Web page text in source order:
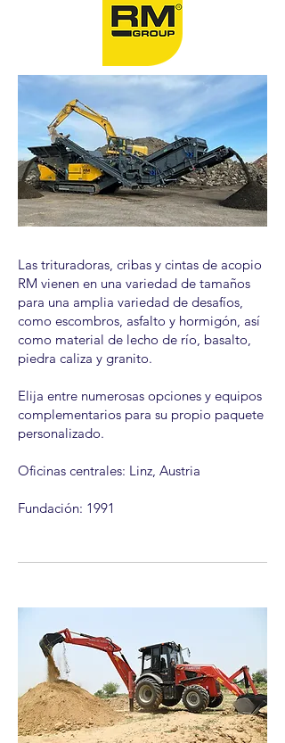
Las trituradoras, cribas y cintas de acopio
RM vienen en una variedad de tamaños
para una amplia variedad de desafíos,
como escombros, asfalto y hormigón, así
como material de lecho de río, basalto,
piedra caliza y granito.
Elija entre numerosas opciones y equipos
complementarios para su propio paquete
personalizado.
Oficinas centrales: Linz, Austria
Fundación: 1991